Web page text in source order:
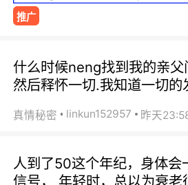
推广
什么时候neng找到我的亲父
然后释怀一切.我知道一切的
真情秘密 linkun152957 昨天
人到了50这个年纪，身体会
信号， 年轻时，总以为衰老